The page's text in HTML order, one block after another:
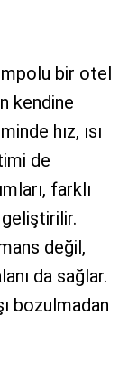
bir otel
kendine
hız, ısı
de
farklı
geliştirilir.
değil,
da sağlar.
bozulmadan